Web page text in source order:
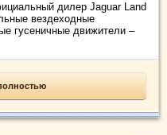
дилер Jaguar Land
вездеходные
гусеничные движители –